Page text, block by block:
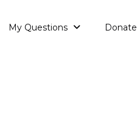
My Questions Donate